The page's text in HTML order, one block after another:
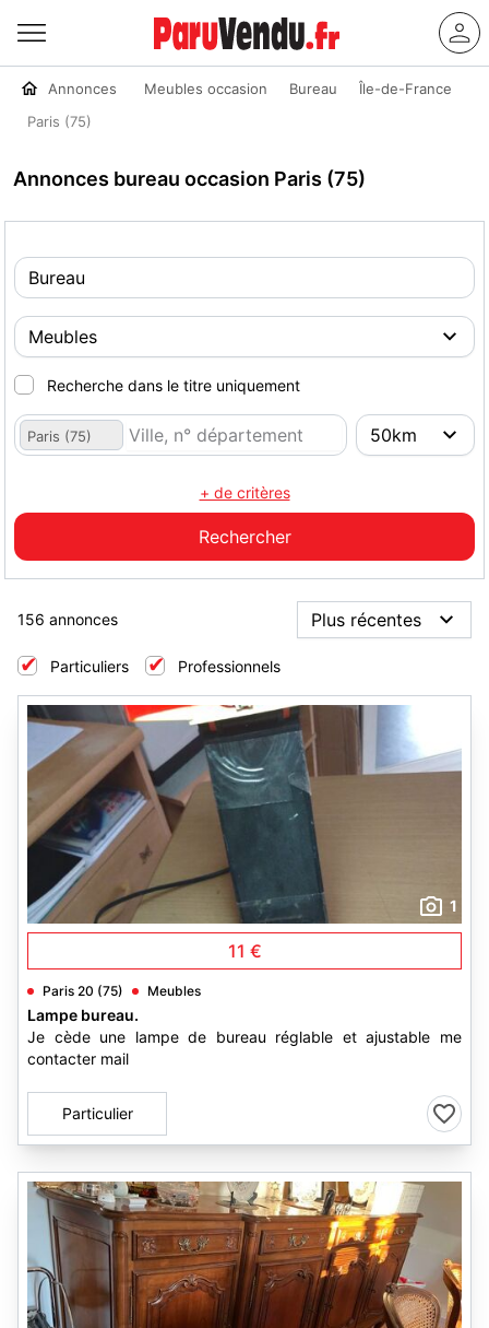
Annonces Meubles occasion Bureau
Île-de-France
Paris (75)
Annonces bureau occasion Paris (75)
Recherche dans le titre uniquement
Paris (75)
+ de critères
156 annonces
Particuliers Professionnels
1
11 €
Paris 20 (75) Meubles
Lampe bureau.
Je cède une lampe de bureau réglable et ajustable me
contacter mail
Particulier